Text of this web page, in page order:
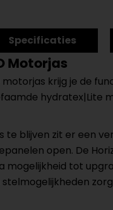
Specificaties
Motorjas
motorjas krijg je de
hydratex|Lite
te blijven zit er een
open. De
mogelijkheid tot